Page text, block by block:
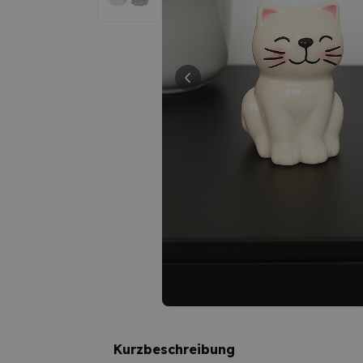
Kurzbeschreibung